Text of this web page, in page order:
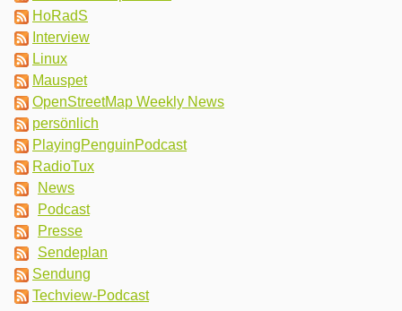
HoRadS
Interview
Linux
Mauspet
OpenStreetMap Weekly News
persönlich
PlayingPenguinPodcast
RadioTux
News
Podcast
Presse
Sendeplan
Sendung
Techview-Podcast